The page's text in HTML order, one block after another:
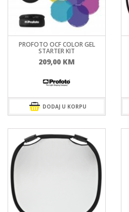
PROFOTO OCF COLOR GEL
STARTER KIT
209,00 KM
DODAJ U KORPU